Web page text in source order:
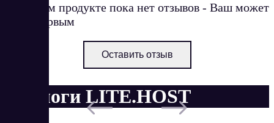
О данном продукте пока нет отзывов - Ваш может
стать первым
Оставить отзыв
Аналоги LITE.HOST